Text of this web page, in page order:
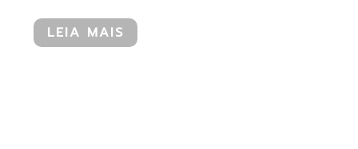
LEIA MAIS